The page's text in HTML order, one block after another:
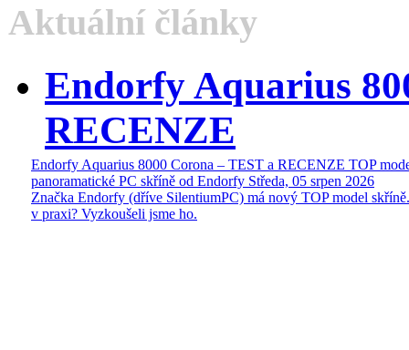
Aktuální články
Endorfy Aquarius
RECENZE
Endorfy Aquarius 8000 Corona – TEST a RECENZE TOP
panoramatické PC skříně od Endorfy Středa, 05 srpen 2026
Značka Endorfy (dříve SilentiumPC) má nový TOP model
v praxi? Vyzkoušeli jsme ho.